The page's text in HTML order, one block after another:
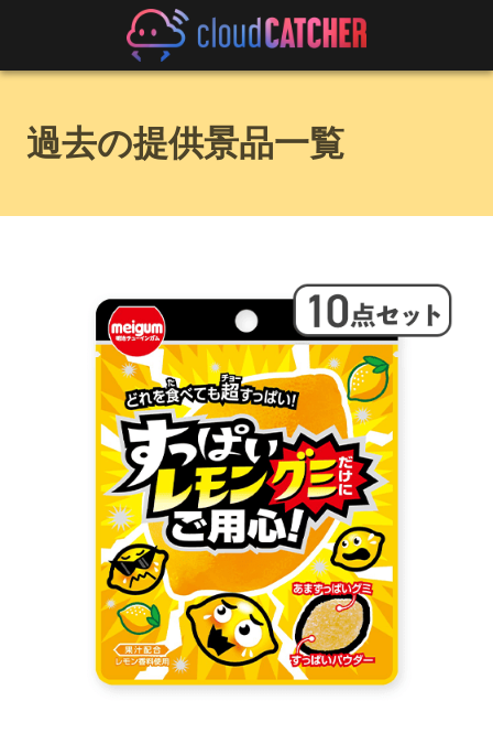
過去の提供景品一覧